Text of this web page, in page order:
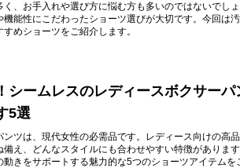
、お手入れや選び方に悩む方も多いのではないでしょ
能性にこだわったショーツ選びが大切です。今回は
めショーツをご紹介します。
シームレスのレディースボクサーパ
5選
ツは、現代女性の必需品です。レディース向けの高
え、どんなスタイルにも合わせやすい特徴がありま
きをサポートする魅力的な5つのショーツアイテムを